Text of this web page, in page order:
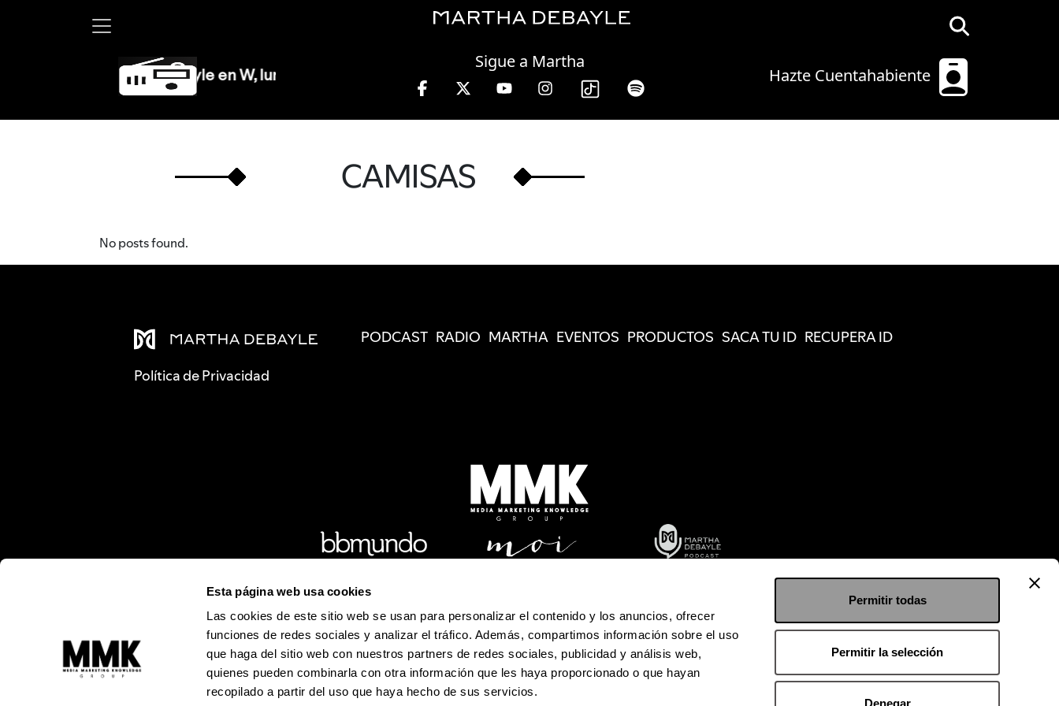
Esta página web usa cookies
Las cookies de este sitio web se usan para personalizar el contenido y los anuncios, ofrecer
funciones de redes sociales y analizar el tráfico. Además, compartimos información sobre el uso
que haga del sitio web con nuestros partners de redes sociales, publicidad y análisis web,
quienes pueden combinarla con otra información que les haya proporcionado o que hayan
recopilado a partir del uso que haya hecho de sus servicios.
Permitir todas
Permitir la selección
Denegar
Hazte Cuentahabiente
Sigue a Martha
Martha Debayle en W, lunes a viernes de 10 a 13 hrs.
CAMISAS
No posts found.
Política de Privacidad
PODCAST RADIO MARTHA EVENTOS PRODUCTOS SACA TU ID RECUPERA ID
Alejandro Dumas 241 / Col. Polanco-Reforma / CP. 11550 / México D.F. / Teléfono: 9126 2222
© Todos los Derechos Reservados de Media Marketing Knowledge Group www.mmkgroup.com.mx
Prohibida la reproducción total o parcial, incluyendo cualquier medio electrónico o magnético.